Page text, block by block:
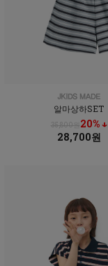
알마상하SET
35,800원20% ↓
28,700원